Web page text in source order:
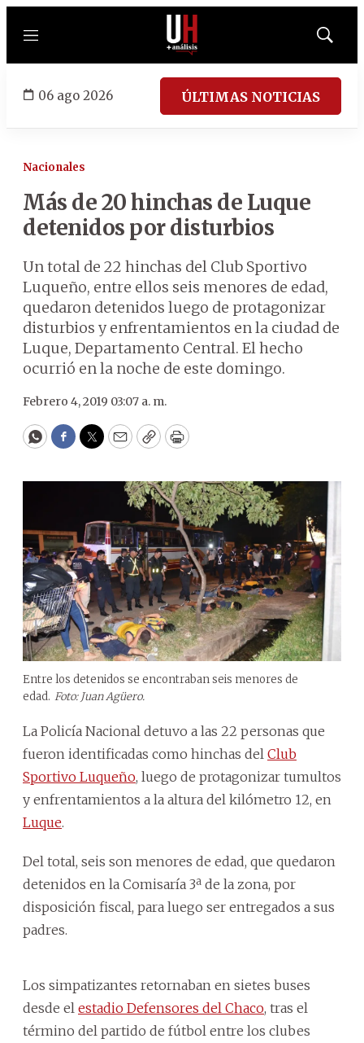
Menú
Mostrar
06 ago 2026 ÚLTIMAS NOTICIAS
Nacionales
Más de 20 hinchas de Luque
detenidos por disturbios
Un total de 22 hinchas del Club Sportivo
Luqueño, entre ellos seis menores de edad,
quedaron detenidos luego de protagonizar
disturbios y enfrentamientos en la ciudad de
Luque, Departamento Central. El hecho
ocurrió en la noche de este domingo.
Febrero 4, 2019 03:07 a. m.
WhatsApp
Facebook
Twitter
EmailCopyPrint
Entre los detenidos se encontraban seis menores de
edad. Foto: Juan Agüero.
La Policía Nacional detuvo a las 22 personas que
fueron identificadas como hinchas del Club
Sportivo Luqueño, luego de protagonizar tumultos
y enfrentamientos a la altura del kilómetro 12, en
Luque.
Del total, seis son menores de edad, que quedaron
detenidos en la Comisaría 3ª de la zona, por
disposición fiscal, para luego ser entregados a sus
padres.
Los simpatizantes retornaban en sietes buses
desde el estadio Defensores del Chaco, tras el
término del partido de fútbol entre los clubes